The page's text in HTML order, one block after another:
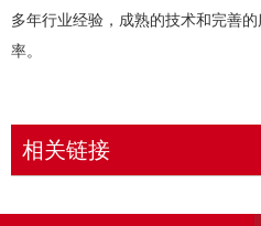
多年行业经验，成熟的技术和完善
率。
相关链接